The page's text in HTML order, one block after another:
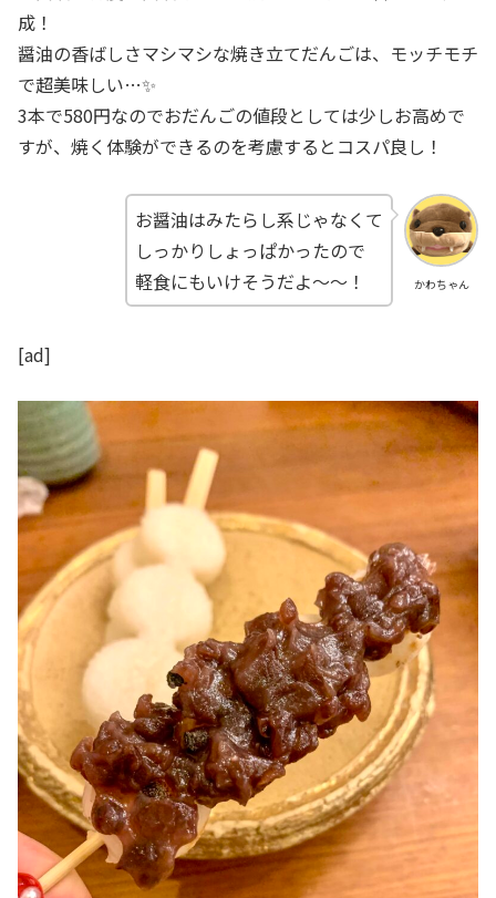
成！
醤油の香ばしさマシマシな焼き立てだんごは、モッチモチ
で超美味しい…✨
3本で580円なのでおだんごの値段としては少しお高めで
すが、焼く体験ができるのを考慮するとコスパ良し！
かわちゃん
お醤油はみたらし系じゃなくて
しっかりしょっぱかったので
軽食にもいけそうだよ～～！
[ad]